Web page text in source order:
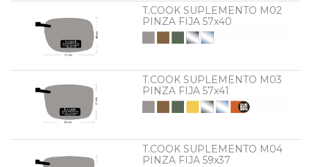
T.COOK SUPLEMENTO M02
PINZA FIJA 57x40
T.COOK SUPLEMENTO M03
PINZA FIJA 57x41
T.COOK SUPLEMENTO M04
PINZA FIJA 59x37